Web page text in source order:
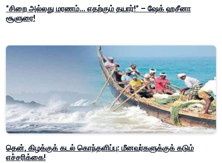
"சிறை அல்லது மரணம்... எதற்கும் தயார்!" – ஷேக் ஹசீனா
சூளுரை!
தென், கிழக்குக் கடல் கொந்தளிப்பு: மீனவர்களுக்குக் கடும்
எச்சரிக்கை!